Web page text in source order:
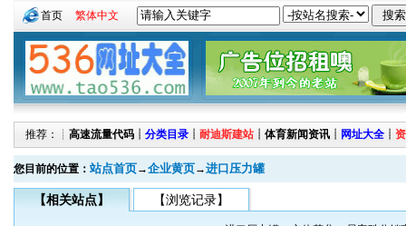
首页 繁体中文
推荐：┊ 高速流量代码 ┊ 分类目录 ┊ 耐迪斯建站 ┊ 体育新闻资讯 ┊ 网址大全 ┊
您目前的位置： 站点首页→企业黄页→进口压力罐
【相关站点】 【浏览记录】